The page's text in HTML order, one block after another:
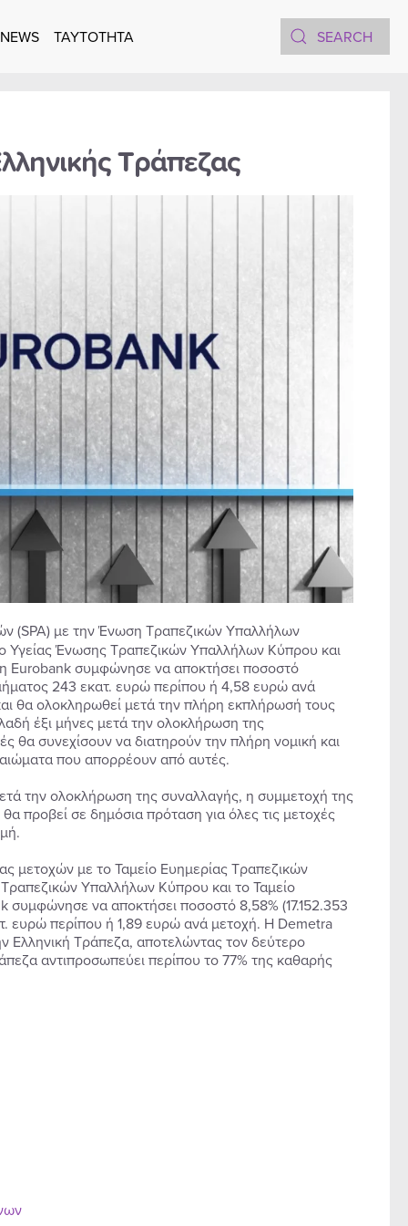
TAYTOTHTA
Τράπεζας
(SPA) με την Ένωση Τραπεζικών Υπαλλήλων
Υγείας Ένωσης Τραπεζικών Υπαλλήλων Κύπρου και
Eurobank συμφώνησε να αποκτήσει ποσοστό
243 εκατ. ευρώ περίπου ή 4,58 ευρώ ανά
θα ολοκληρωθεί μετά την πλήρη εκπλήρωσή τους
έξι μήνες μετά την ολοκλήρωση της
θα συνεχίσουν να διατηρούν την πλήρη νομική και
που απορρέουν από αυτές.
την ολοκλήρωση της συναλλαγής, η συμμετοχή της
προβεί σε δημόσια πρόταση για όλες τις μετοχές
μετοχών με το Ταμείο Ευημερίας Τραπεζικών
Υπαλλήλων Κύπρου και το Ταμείο
να αποκτήσει ποσοστό 8,58% (17.152.353
ευρώ περίπου ή 1,89 ευρώ ανά μετοχή. H Demetra
Ελληνική Τράπεζα, αποτελώντας τον δεύτερο
αντιπροσωπεύει περίπου το 77% της καθαρής